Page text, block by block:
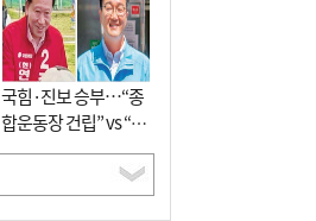
국힘·진보 승부…“종
합운동장 건립” vs “출
근 공공버스 도입”